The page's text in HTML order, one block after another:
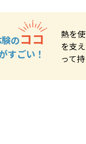
のココ
すごい！
熱を
を支
って